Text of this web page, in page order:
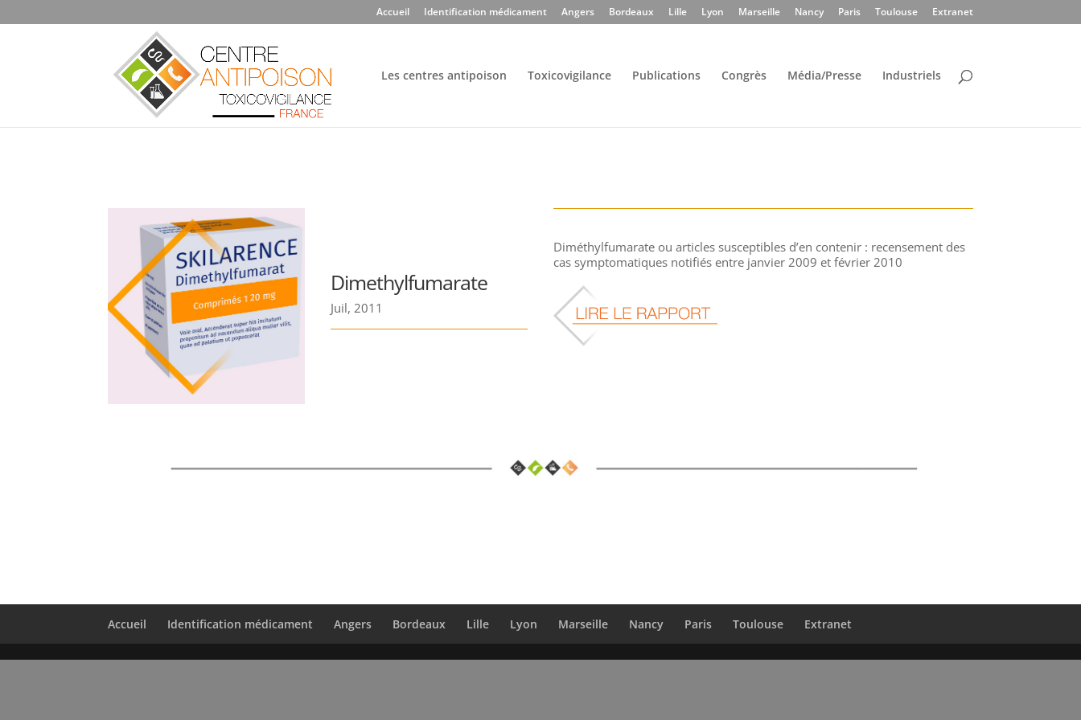
Accueil Identification médicament Angers Bordeaux Lille Lyon Marseille Nancy Paris Toulouse Extranet
Les centres antipoison Toxicovigilance Publications Congrès Média/Presse Industriels
Dimethylfumarate
Juil, 2011
Diméthylfumarate ou articles susceptibles d’en contenir : recensement des
cas symptomatiques notifiés entre janvier 2009 et février 2010
Accueil Identification médicament Angers Bordeaux Lille Lyon Marseille Nancy Paris Toulouse Extranet